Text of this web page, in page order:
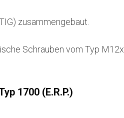
zusammengebaut.
Schrauben vom Typ
1700 (E.R.P.)